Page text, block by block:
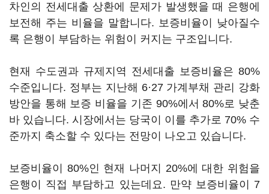
차인의 전세대출 상환에 문제가 발생했을 때 은행에
보전해 주는 비율을 말합니다. 보증비율이 낮아질수
록 은행이 부담하는 위험이 커지는 구조입니다.
현재 수도권과 규제지역 전세대출 보증비율은 80%
수준입니다. 정부는 지난해 6·27 가계부채 관리 강화
방안을 통해 보증 비율을 기존 90%에서 80%로 낮춘
바 있습니다. 시장에서는 당국이 이를 추가로 70% 수
준까지 축소할 수 있다는 전망이 나오고 있습니다.
보증비율이 80%인 현재 나머지 20%에 대한 위험을
은행이 직접 부담하고 있는데요. 만약 보증비율이 7